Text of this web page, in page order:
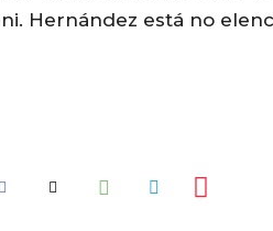
Hernández está no